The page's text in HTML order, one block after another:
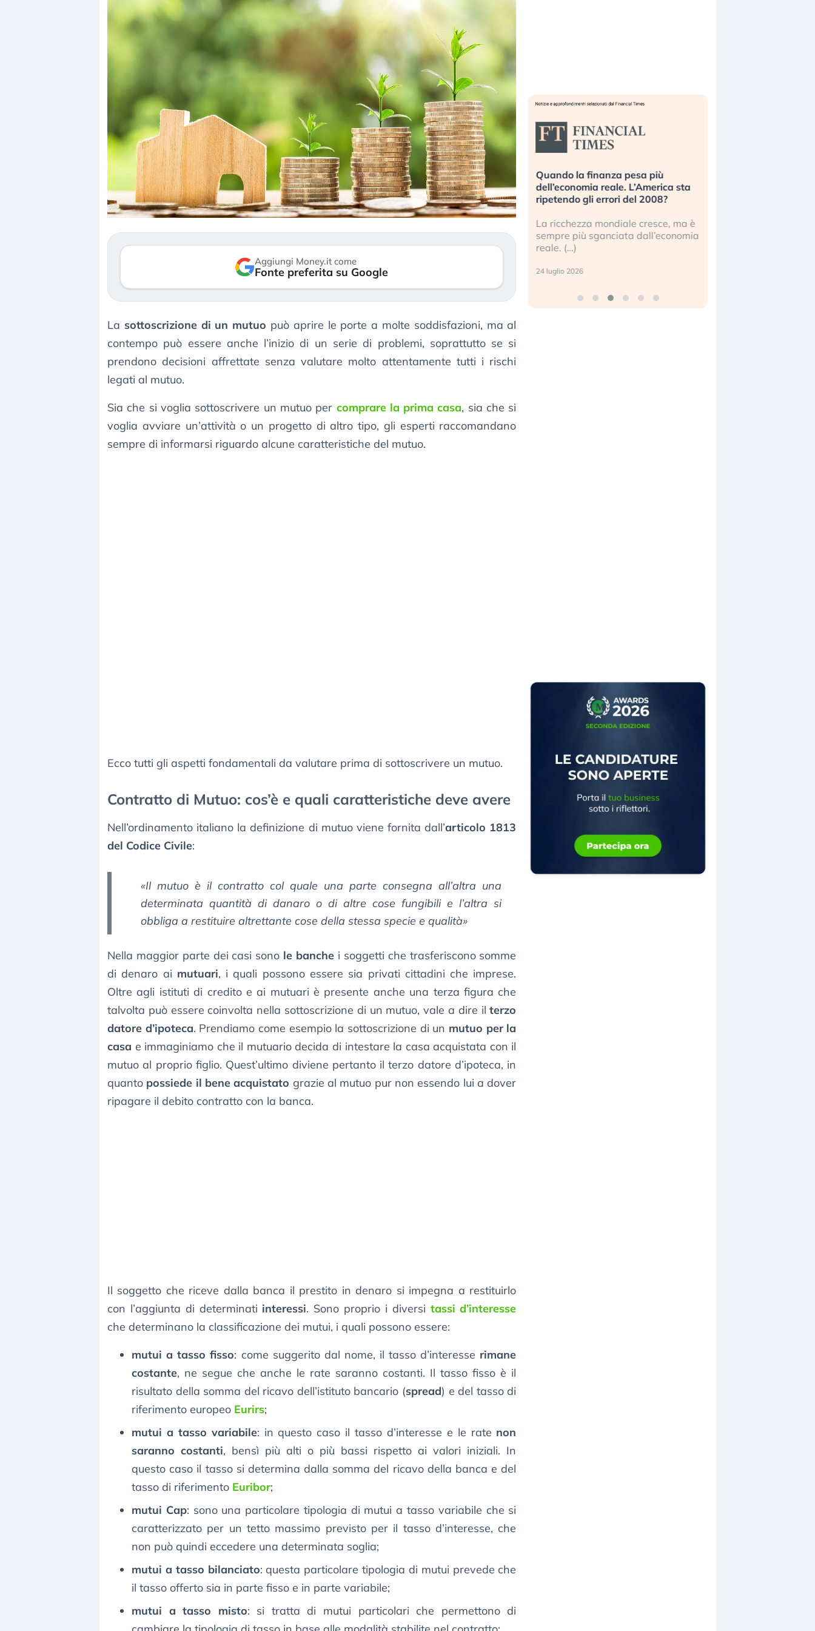
Aggiungi Money.it come
Fonte preferita su Google
La sottoscrizione di un mutuo può aprire le porte a molte soddisfazioni, ma al
contempo può essere anche l’inizio di un serie di problemi, soprattutto se si
prendono decisioni affrettate senza valutare molto attentamente tutti i rischi
legati al mutuo.
Sia che si voglia sottoscrivere un mutuo per comprare la prima casa, sia che si
voglia avviare un’attività o un progetto di altro tipo, gli esperti raccomandano
sempre di informarsi riguardo alcune caratteristiche del mutuo.
Ecco tutti gli aspetti fondamentali da valutare prima di sottoscrivere un mutuo.
Contratto di Mutuo: cos’è e quali caratteristiche deve avere
Nell’ordinamento italiano la definizione di mutuo viene fornita dall’articolo 1813
del Codice Civile:
«Il mutuo è il contratto col quale una parte consegna all’altra una
determinata quantità di danaro o di altre cose fungibili e l’altra si
obbliga a restituire altrettante cose della stessa specie e qualità»
Nella maggior parte dei casi sono le banche i soggetti che trasferiscono somme
di denaro ai mutuari, i quali possono essere sia privati cittadini che imprese.
Oltre agli istituti di credito e ai mutuari è presente anche una terza figura che
talvolta può essere coinvolta nella sottoscrizione di un mutuo, vale a dire ilterzo
datore d’ipoteca. Prendiamo come esempio la sottoscrizione di un mutuo per la
casa e immaginiamo che il mutuario decida di intestare la casa acquistata con il
mutuo al proprio figlio. Quest’ultimo diviene pertanto il terzo datore d’ipoteca, in
quanto possiede il bene acquistato grazie al mutuo pur non essendo lui a dover
ripagare il debito contratto con la banca.
Il soggetto che riceve dalla banca il prestito in denaro si impegna a restituirlo
con l’aggiunta di determinati interessi. Sono proprio i diversi tassi d’interesse
che determinano la classificazione dei mutui, i quali possono essere:
mutui a tasso fisso: come suggerito dal nome, il tasso d’interesse rimane
costante, ne segue che anche le rate saranno costanti. Il tasso fisso è il
risultato della somma del ricavo dell’istituto bancario (spread) e del tasso di
riferimento europeo Eurirs;
mutui a tasso variabile: in questo caso il tasso d’interesse e le rate non
saranno costanti, bensì più alti o più bassi rispetto ai valori iniziali. In
questo caso il tasso si determina dalla somma del ricavo della banca e del
tasso di riferimento Euribor;
mutui Cap: sono una particolare tipologia di mutui a tasso variabile che si
caratterizzato per un tetto massimo previsto per il tasso d’interesse, che
non può quindi eccedere una determinata soglia;
mutui a tasso bilanciato: questa particolare tipologia di mutui prevede che
il tasso offerto sia in parte fisso e in parte variabile;
mutui a tasso misto: si tratta di mutui particolari che permettono di
Dalle valutazioni estreme alla
correzione. Cosa sta guidando il
repricing degli asset?
mostrando segni di stanchezza
verso le (…)
«La mia vita è rovinata». Investitori
in preda al panico dopo lo scoppio
della bolla AI
Kospi, mentre gli investitori retail (…)
30 luglio 2026
Quando la finanza pesa più
dell’economia reale. L’America sta
ripetendo gli errori del 2008?
La ricchezza mondiale cresce, ma è
sempre più sganciata dall’economia
reale. (…)
24 luglio 2026